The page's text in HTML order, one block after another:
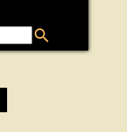
search